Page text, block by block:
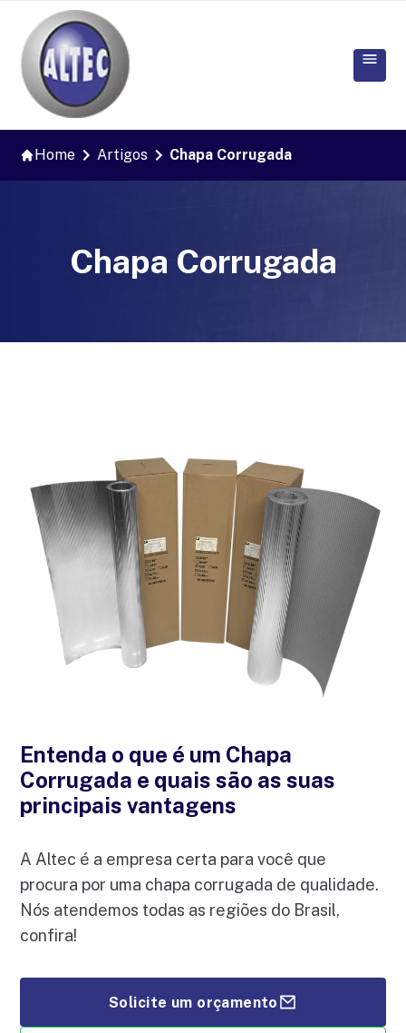
Home Artigos Chapa Corrugada
Chapa Corrugada
Entenda o que é um Chapa
Corrugada e quais são as suas
principais vantagens
A Altec é a empresa certa para você que
procura por uma chapa corrugada de qualidade.
Nós atendemos todas as regiões do Brasil,
confira!
Solicite um orçamento